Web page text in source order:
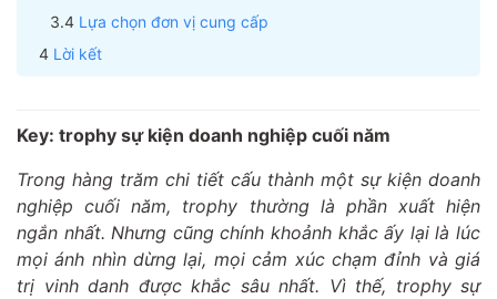
Lựa chọn đơn vị cung cấp
Lời kết
Key: trophy sự kiện doanh nghiệp cuối năm
Trong hàng trăm chi tiết cấu thành một sự kiện doanh
nghiệp cuối năm, trophy thường là phần xuất hiện
ngắn nhất. Nhưng cũng chính khoảnh khắc ấy lại là lúc
mọi ánh nhìn dừng lại, mọi cảm xúc chạm đỉnh và giá
trị vinh danh được khắc sâu nhất. Vì thế, trophy sự